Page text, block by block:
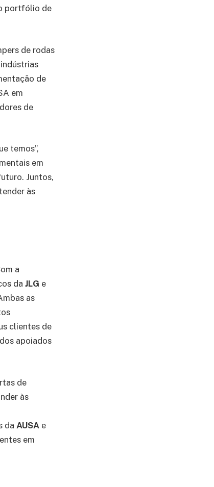
portfólio de
de rodas
de
em
de
temos”,
em
Juntos,
às
a
da JLG e
as
clientes de
apoiados
de
às
da AUSA e
em